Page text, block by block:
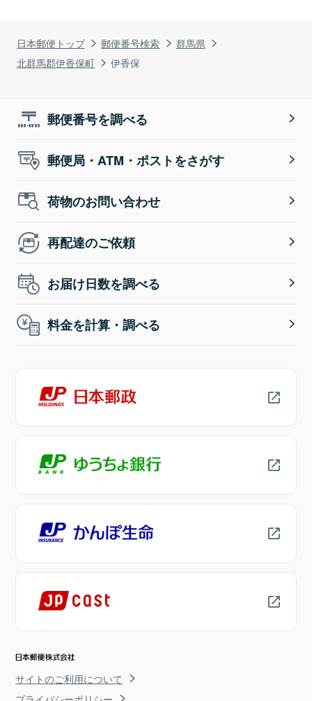
日本郵便トップ 郵便番号検索
群馬県
北群馬郡伊香保町
伊香保
郵便番号を調べる
郵便局・ATM・ポストをさがす
荷物のお問い合わせ
再配達のご依頼
お届け日数を調べる
料金を計算・調べる
サイトのご利用について